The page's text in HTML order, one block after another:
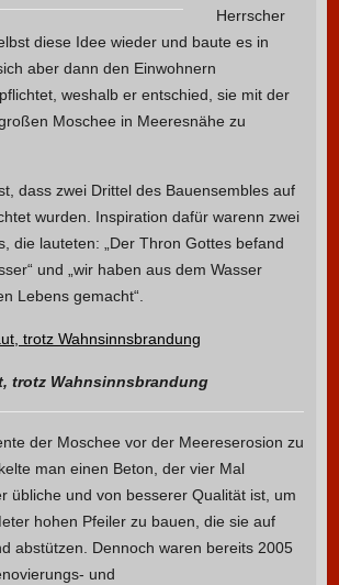
Herrscher
diese Idee wieder und baute es in
aber dann den Einwohnern
weshalb er entschied, sie mit der
Moschee in Meeresnähe zu
dass zwei Drittel des Bauensembles auf
wurden. Inspiration dafür warenn zwei
die lauteten: „Der Thron Gottes befand
und „wir haben aus dem Wasser
Lebens gemacht“.
trotz Wahnsinnsbrandung
der Moschee vor der Meereserosion zu
man einen Beton, der vier Mal
übliche und von besserer Qualität ist, um
hohen Pfeiler zu bauen, die sie auf
abstützen. Dennoch waren bereits 2005
und